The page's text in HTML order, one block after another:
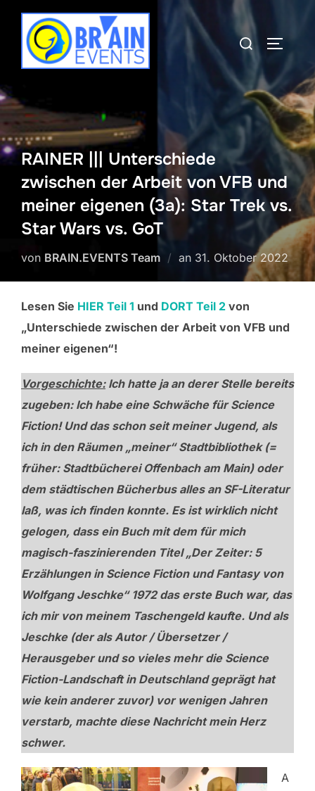
Zum
springen
Suchen
nach:
RAINER ||| Unterschiede
zwischen der Arbeit von VFB und
meiner eigenen (3a): Star Trek vs.
Star Wars vs. GoT
von BRAIN.EVENTS Team an Veröffentlicht
31. Oktober 2022
Lesen Sie HIER Teil 1 und DORT Teil 2 von
„Unterschiede zwischen der Arbeit von VFB und
meiner eigenen“!
Vorgeschichte:Ich hatte ja an derer Stelle bereits
zugeben: Ich habe eine Schwäche für Science
Fiction! Und das schon seit meiner Jugend, als
ich in den Räumen „meiner“ Stadtbibliothek (=
früher: Stadtbücherei Offenbach am Main) oder
dem städtischen Bücherbus alles an SF-Literatur
laß, was ich finden konnte. Es ist wirklich nicht
gelogen, dass ein Buch mit dem für mich
magisch-faszinierenden Titel „Der Zeiter: 5
Erzählungen in Science Fiction und Fantasy von
Wolfgang Jeschke“ 1972 das erste Buch war, das
ich mir von meinem Taschengeld kaufte. Und als
Jeschke (der als Autor / Übersetzer /
Herausgeber und so vieles mehr die Science
Fiction-Landschaft in Deutschland geprägt hat
wie kein anderer zuvor) vor wenigen Jahren
verstarb, machte diese Nachricht mein Herz
schwer.
A